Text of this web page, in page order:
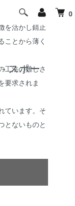
0
スポー
、ステンレス
を活かし錆止
ことから薄く
工法の難しさ
要求されま
ています。そ
とないものと